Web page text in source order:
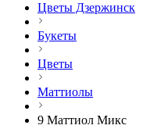
Цветы Дзержинск
Букеты
Цветы
Маттиолы
9 Маттиол Микс